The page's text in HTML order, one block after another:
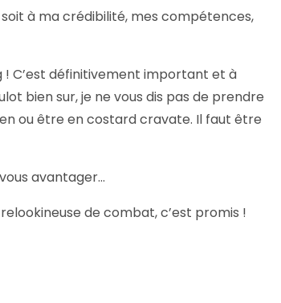
à ma crédibilité, mes compétences,
C’est définitivement important et à
bien sur, je ne vous dis pas de prendre
ou être en costard cravate. Il faut être
avantager…
de combat, c’est promis !